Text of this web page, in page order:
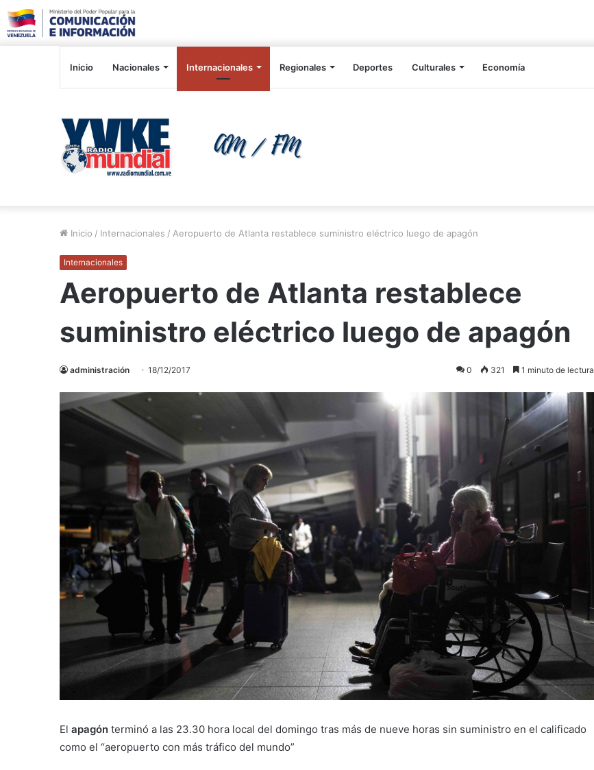
Inicio Nacionales Internacionales Regionales Deportes Culturales Economía
Inicio / Internacionales / Aeropuerto de Atlanta restablece suministro eléctrico luego de apagón
Internacionales
Aeropuerto de Atlanta restablece
suministro eléctrico luego de apagón
administración 18/12/2017 0 321 1 minuto de lectura
El apagón terminó a las 23.30 hora local del domingo tras más de nueve horas sin suministro en el calificado
como el “aeropuerto con más tráfico del mundo”